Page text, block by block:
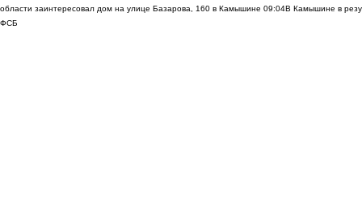
области заинтересовал дом на улице Базарова, 160 в Камышине 09:04В Камышине в
ФСБ